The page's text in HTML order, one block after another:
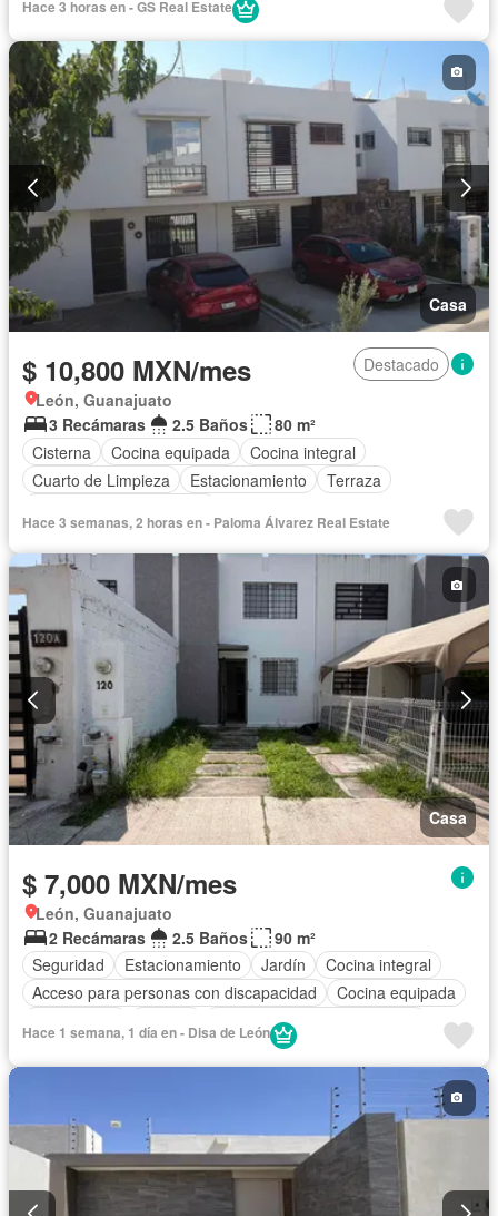
Hace 3 horas en - GS Real Estate
Casa
$ 10,800 MXN/mes
Destacado
León, Guanajuato
3 Recámaras
2.5 Baños
80 m²
Cisterna
Cocina equipada
Cocina integral
Cuarto de Limpieza
Estacionamiento
Terraza
Hace 3 semanas, 2 horas en - Paloma Álvarez Real Estate
Casa
$ 7,000 MXN/mes
León, Guanajuato
2 Recámaras
2.5 Baños
90 m²
Seguridad
Estacionamiento Jardín
Cocina integral
Acceso para personas con discapacidad
Cocina equipada
Circuito cerrado de televisión
Televisión por cable
Gas natural
Recámara con closet
Hace 1 semana, 1 día en - Disa de León